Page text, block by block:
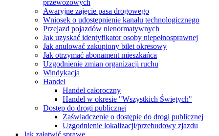
przewozowych
Awaryjne zajęcie pasa drogowego
Wniosek o udostępnienie kanału technologicznego
Przejazd pojazdów nienormatywnych
Jak uzyskać identyfikator osoby niepełnosprawnej
Jak anulować zakupiony bilet okresowy
Jak otrzymać abonament mieszkańca
Uzgodnienie zmian organizacji ruchu
Windykacja
Handel
Handel całoroczny
Handel w okresie "Wszystkich Świętych"
Dostęp do drogi publicznej
Zaświadczenie o dostępie do drogi publicznej
Uzgodnienie lokalizacji/przebudowy zjazdu
Jak załatwić sprawę